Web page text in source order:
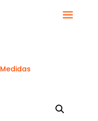
Medidas